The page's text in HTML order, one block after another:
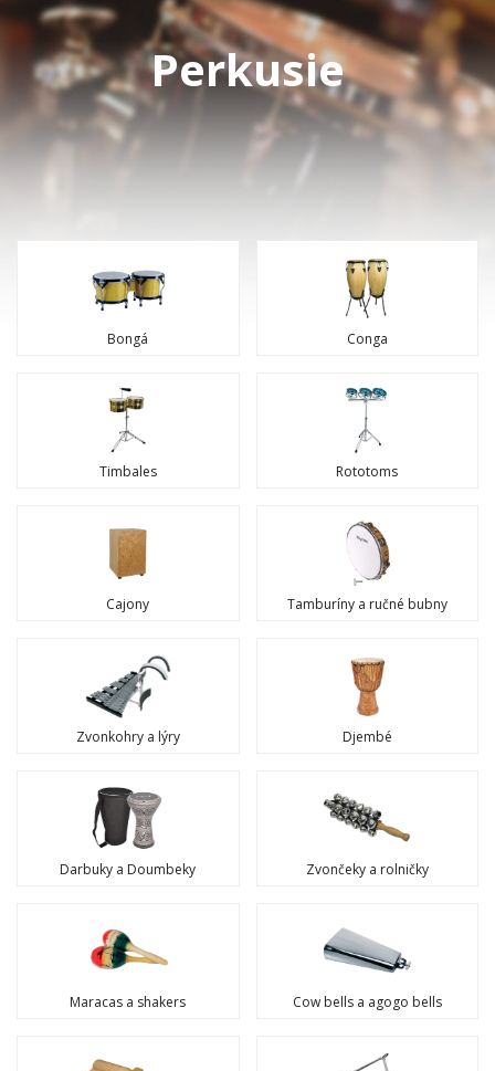
Perkusie
Bongá Conga
Timbales Rototoms
Cajony Tamburíny a ručné bubny
Zvonkohry a lýry Djembé
Darbuky a Doumbeky Zvončeky a rolničky
Maracas a shakers Cow bells a agogo bells